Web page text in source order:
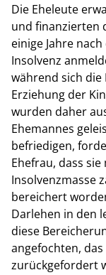
Die Eheleute
und finanzierten
einige Jahre
Insolvenz
während sich
Erziehung der
wurden daher
Ehemannes
befriedigen,
Ehefrau, dass
Insolvenzmasse
bereichert
Darlehen in den
diese
angefochten,
zurückgefordert